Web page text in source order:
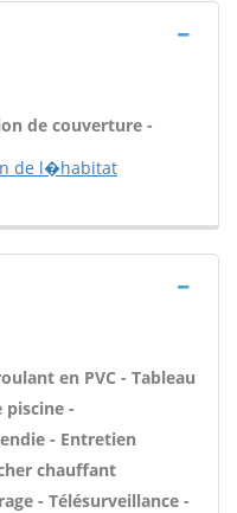
de couverture -
de l�habitat
en PVC - Tableau
piscine -
- Entretien
chauffant
- Télésurveillance -